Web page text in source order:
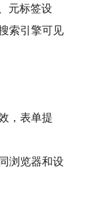
元标签设
索引擎可见
，表单提
浏览器和设